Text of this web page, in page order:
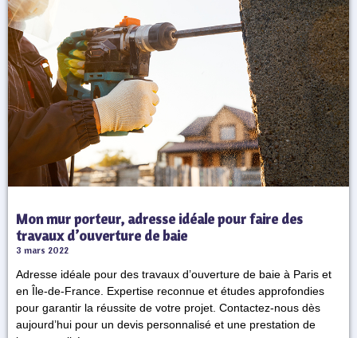
Mon mur porteur, adresse idéale pour faire des
travaux d’ouverture de baie
3 mars 2022
Adresse idéale pour des travaux d’ouverture de baie à Paris et
en Île-de-France. Expertise reconnue et études approfondies
pour garantir la réussite de votre projet. Contactez-nous dès
aujourd’hui pour un devis personnalisé et une prestation de
CONTACT
Notre bureau d’études se spécialise dans la manipulation et
la modification des murs.
Avec une équipe expérimentée et dévouée à l’excellence,
nous garantissons des interventions précises et fiables pour
vos besoins structurels. Que ce soit pour des diagnostics,
des ouvertures ou des renforcements de planchers, « Mon
Mur Porteur » est votre partenaire de confiance pour des
solutions sur mesure et durables.
01 72 42 72 89
contact@mon-mur-porteur.fr
1, rue du 1er Mai – Axe Seine Défense, 92000